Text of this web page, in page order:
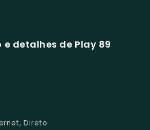
detalhes de Play 89
Direto